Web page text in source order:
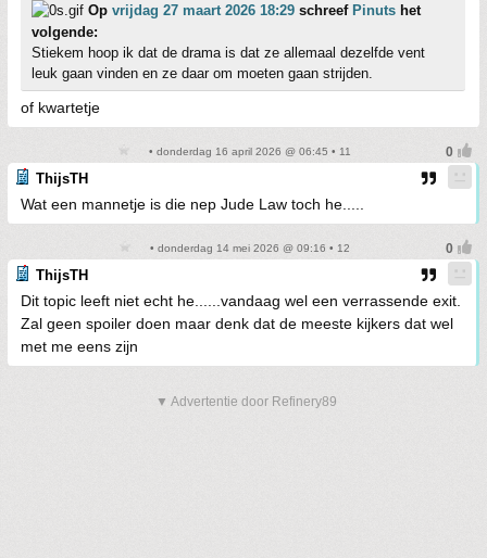
Op vrijdag 27 maart 2026 18:29 schreef Pinuts het
volgende:
Stiekem hoop ik dat de drama is dat ze allemaal dezelfde vent
leuk gaan vinden en ze daar om moeten gaan strijden.
of kwartetje
• donderdag 16 april 2026 @ 06:45 • 11
ThijsTH
Wat een mannetje is die nep Jude Law toch he.....
• donderdag 14 mei 2026 @ 09:16 • 12
ThijsTH
Dit topic leeft niet echt he......vandaag wel een verrassende exit.
Zal geen spoiler doen maar denk dat de meeste kijkers dat wel
met me eens zijn
▼ Advertentie door Refinery89